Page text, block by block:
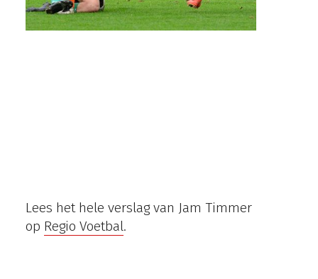
Lees het hele verslag van Jam Timmer
op Regio Voetbal.